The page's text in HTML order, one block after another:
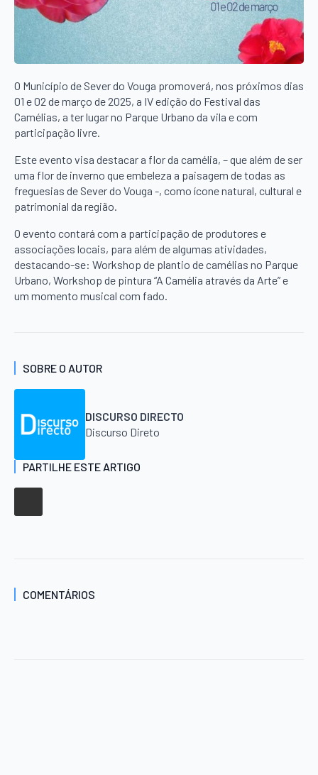
O Município de Sever do Vouga promoverá, nos próximos dias
01 e 02 de março de 2025, a IV edição do Festival das
Camélias, a ter lugar no Parque Urbano da vila e com
participação livre.
Este evento visa destacar a flor da camélia, – que além de ser
uma flor de inverno que embeleza a paisagem de todas as
freguesias de Sever do Vouga -, como ícone natural, cultural e
patrimonial da região.
O evento contará com a participação de produtores e
associações locais, para além de algumas atividades,
destacando-se: Workshop de plantio de camélias no Parque
Urbano, Workshop de pintura “A Camélia através da Arte” e
um momento musical com fado.
SOBRE O AUTOR
DISCURSO DIRECTO
Discurso Direto
PARTILHE ESTE ARTIGO
COMENTÁRIOS